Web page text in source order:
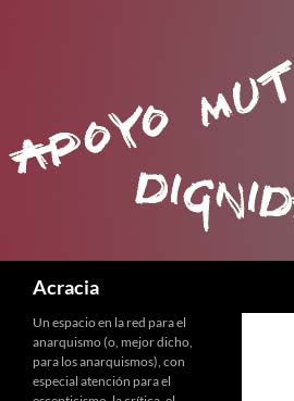
Acracia
Un espacio en la red para el
anarquismo (o, mejor dicho,
para los anarquismos), con
especial atención para el